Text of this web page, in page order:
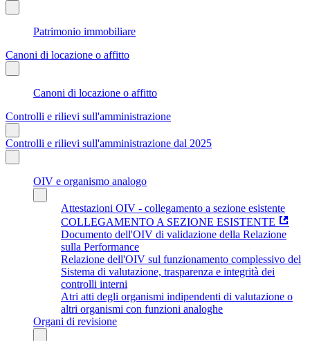
Patrimonio immobiliare
Canoni di locazione o affitto
Canoni di locazione o affitto
Controlli e rilievi sull'amministrazione
Controlli e rilievi sull'amministrazione dal 2025
OIV e organismo analogo
Attestazioni OIV - collegamento a sezione esistente
COLLEGAMENTO A SEZIONE ESISTENTE
Documento dell'OIV di validazione della Relazione
sulla Performance
Relazione dell'OIV sul funzionamento complessivo del
Sistema di valutazione, trasparenza e integrità dei
controlli interni
Atri atti degli organismi indipendenti di valutazione o
altri organismi con funzioni analoghe
Organi di revisione